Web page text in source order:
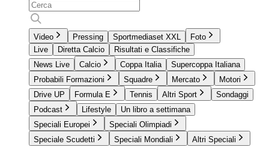
Video Pressing Sportmediaset XXL
Foto
Live
Diretta Calcio
Risultati e Classifiche
News Live
Calcio Coppa Italia
Supercoppa Italiana
Probabili Formazioni
Squadre Mercato
Motori
Drive UP
Formula E Tennis Altri Sport
Sondaggi
Podcast
Lifestyle
Un libro a settimana
Speciali Europei
Speciali Olimpiadi
Speciale Scudetti
Speciali Mondiali Altri Speciali